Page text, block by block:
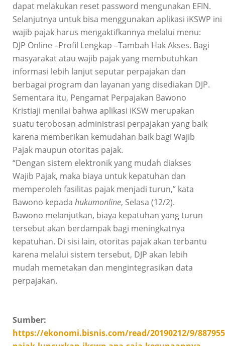
dapat melakukan reset password mengunakan EFIN.
Selanjutnya untuk bisa menggunakan aplikasi iKSWP ini
wajib pajak harus mengaktifkannya melalui menu:
DJP Online –Profil Lengkap –Tambah Hak Akses. Bagi
masyarakat atau wajib pajak yang membutuhkan
informasi lebih lanjut seputar perpajakan dan
berbagai program dan layanan yang disediakan DJP.
Sementara itu, Pengamat Perpajakan Bawono
Kristiaji menilai bahwa aplikasi iKSW merupakan
suatu terobosan administrasi perpajakan yang baik
karena memberikan kemudahan baik bagi Wajib
Pajak maupun otoritas pajak.
“Dengan sistem elektronik yang mudah diakses
Wajib Pajak, maka biaya untuk kepatuhan dan
memperoleh fasilitas pajak menjadi turun,” kata
Bawono kepada hukumonline, Selasa (12/2).
Bawono melanjutkan, biaya kepatuhan yang turun
tersebut akan berdampak bagi meningkatnya
kepatuhan. Di sisi lain, otoritas pajak akan terbantu
karena melalui sistem tersebut, DJP akan lebih
mudah memetakan dan mengintegrasikan data
perpajakan.
Sumber:
https://ekonomi.bisnis.com/read/20190212/9/